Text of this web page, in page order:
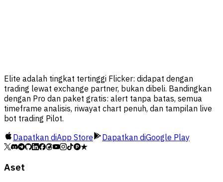
Elite adalah tingkat tertinggi Flicker: didapat dengan
trading lewat exchange partner, bukan dibeli. Bandingkan
dengan Pro dan paket gratis: alert tanpa batas, semua
timeframe analisis, riwayat chart penuh, dan tampilan live
bot trading Pilot.
Dapatkan diApp Store Dapatkan diGoogle Play
Aset